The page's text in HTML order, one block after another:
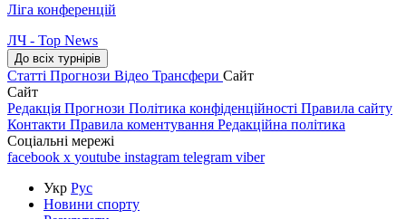
Ліга конференцій
ЛЧ - Top News
До всіх турнірів
Статті Прогнози Відео Трансфери Сайт
Сайт
Редакція Прогнози Політика конфіденційності Правила сайту
Контакти Правила коментування Редакційна політика
Соціальні мережі
facebook x youtube instagram telegram viber
Укр Рус
Новини спорту